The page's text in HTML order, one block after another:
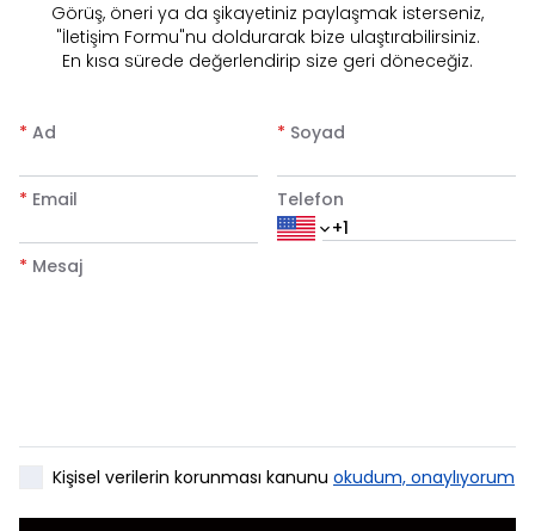
​Görüş, öneri ya da şikayetiniz paylaşmak isterseniz,
"İletişim Formu"nu doldurarak bize ulaştırabilirsiniz.
En kısa sürede değerlendirip size geri döneceğiz.
* Ad * Soyad
* Email Telefon
* Mesaj
Kişisel verilerin korunması kanunu okudum, onaylıyorum